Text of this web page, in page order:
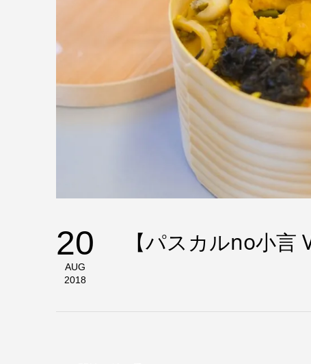
20
AUG
2018
【パスカルno小言